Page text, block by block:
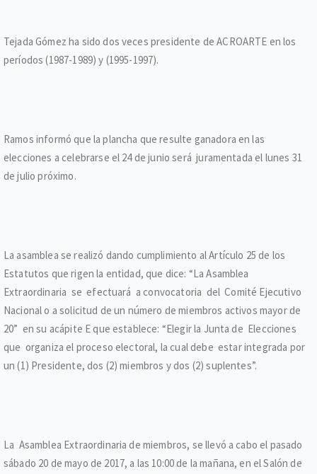
Tejada Gómez ha sido dos veces presidente de ACROARTE en los
períodos (1987-1989) y (1995-1997).
Ramos informó que la plancha que resulte ganadora en las
elecciones a celebrarse el 24 de junio será juramentada el lunes 31
de julio próximo.
La asamblea se realizó dando cumplimiento al Artículo 25 de los
Estatutos que rigen la entidad, que dice: “La Asamblea
Extraordinaria se efectuará a convocatoria del Comité Ejecutivo
Nacional o a solicitud de un número de miembros activos mayor de
20” en su acápite E que establece: “Elegir la Junta de Elecciones
que organiza el proceso electoral, la cual debe estar integrada por
un (1) Presidente, dos (2) miembros y dos (2) suplentes”.
La Asamblea Extraordinaria de miembros, se llevó a cabo el pasado
sábado 20 de mayo de 2017, a las 10:00 de la mañana, en el Salón de